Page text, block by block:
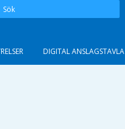
Sök
DIGITAL ANSLAGSTAVLA